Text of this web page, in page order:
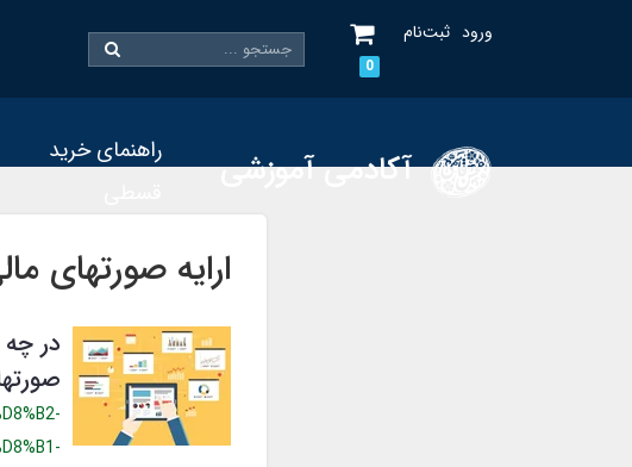
ورود ثبت‌نام
0
آکادمی آموزشی
راهنمای خرید
ارایه صورتهای
در چه